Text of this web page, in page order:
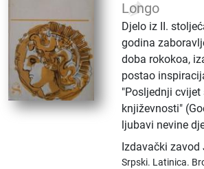
Longo
Djelo iz II.
godina
doba rokokoa,
postao
"Posljednji cvijet
književnosti"
ljubavi nevine
Izdavački
Srpski. Latinica.